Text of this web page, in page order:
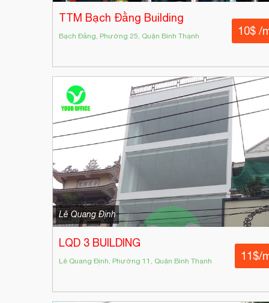
TTM Bạch Đằng Building
Bạch Đằng, Phường 25, Quận Bình Thạnh 10$ /
Lê Quang Định
LQD 3 BUILDING
Lê Quang Định, Phường 11, Quận Bình Thạnh 11$/